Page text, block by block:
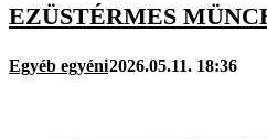
EZÜSTÉRMES
Egyéb egyéni2026.05.11. 18:36